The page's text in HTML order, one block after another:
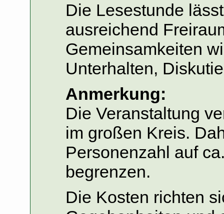
Die Lesestunde
ausreichend
Gemeinsamkeiten
Unterhalten,
Anmerkung:
Die Veranstaltung
im großen Kreis.
Personenzahl auf
begrenzen.
Die Kosten richten